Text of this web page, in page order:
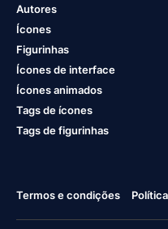
Autores
Ícones
Figurinhas
Ícones de interface
Ícones animados
Tags de ícones
Tags de figurinhas
Termos e condições